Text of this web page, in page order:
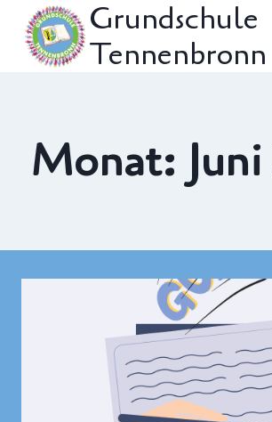
Zum
Inhalt
Grundschule
Tennenbronn
Monat: